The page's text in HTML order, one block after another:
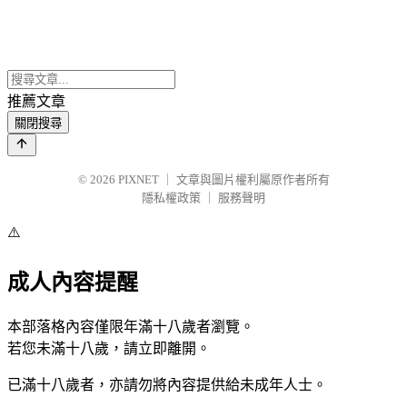
推薦文章
關閉搜尋
© 2026 PIXNET
文章與圖片權利屬原作者所有
隱私權政策
服務聲明
⚠️
成人內容提醒
本部落格內容僅限年滿十八歲者瀏覽。
若您未滿十八歲，請立即離開。
已滿十八歲者，亦請勿將內容提供給未成年人士。